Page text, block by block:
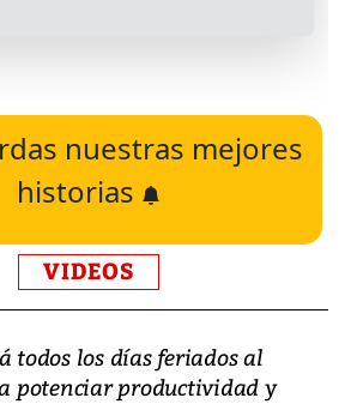
nuestras mejores
historias
VIDEOS
todos los días feriados al
potenciar productividad y